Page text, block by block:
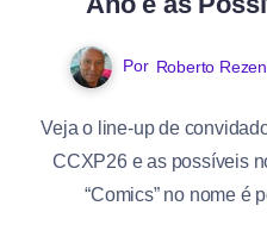
Por Roberto
Veja o line-up de
CCXP26 e as possíveis
“Comics” no nome é